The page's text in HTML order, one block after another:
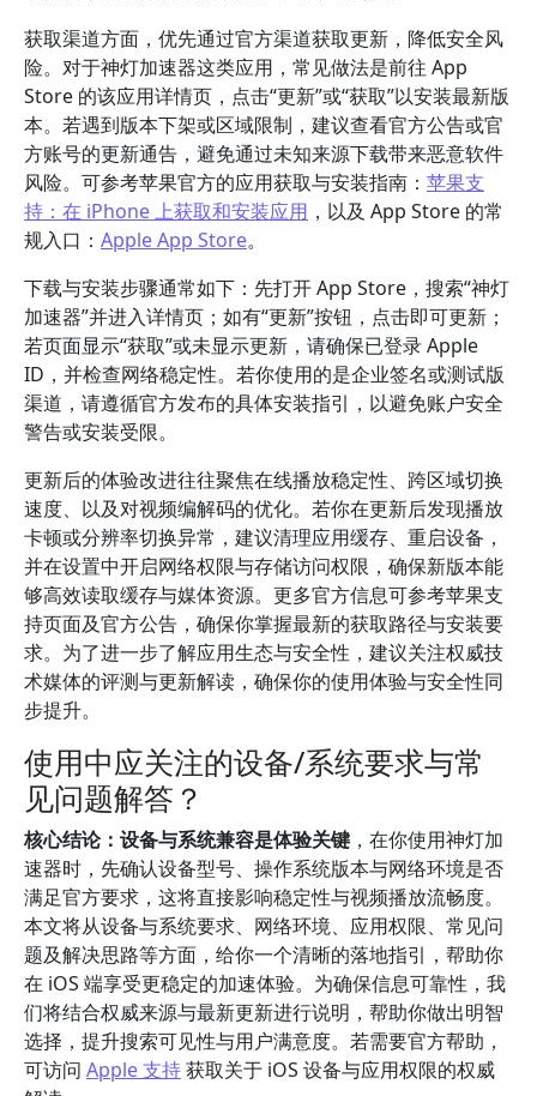
获取渠道方面，优先通过官方渠道获取更新，降低安全风
险。对于神灯加速器这类应用，常见做法是前往 App
Store 的该应用详情页，点击“更新”或“获取”以安装最新版
本。若遇到版本下架或区域限制，建议查看官方公告或官
方账号的更新通告，避免通过未知来源下载带来恶意软件
风险。可参考苹果官方的应用获取与安装指南： 苹果支
持：在 iPhone 上获取和安装应用 ，以及 App Store 的常
规入口： Apple App Store。
下载与安装步骤通常如下：先打开 App Store，搜索“神灯
加速器”并进入详情页；如有“更新”按钮，点击即可更新；
若页面显示“获取”或未显示更新，请确保已登录 Apple
ID，并检查网络稳定性。若你使用的是企业签名或测试版
渠道，请遵循官方发布的具体安装指引，以避免账户安全
警告或安装受限。
更新后的体验改进往往聚焦在线播放稳定性、跨区域切换
速度、以及对视频编解码的优化。若你在更新后发现播放
卡顿或分辨率切换异常，建议清理应用缓存、重启设备，
并在设置中开启网络权限与存储访问权限，确保新版本能
够高效读取缓存与媒体资源。更多官方信息可参考苹果支
持页面及官方公告，确保你掌握最新的获取路径与安装要
求。为了进一步了解应用生态与安全性，建议关注权威技
术媒体的评测与更新解读，确保你的使用体验与安全性同
步提升。
使用中应关注的设备/系统要求与常
见问题解答？
核心结论：设备与系统兼容是体验关键 ，在你使用神灯加
速器时，先确认设备型号、操作系统版本与网络环境是否
满足官方要求，这将直接影响稳定性与视频播放流畅度。
本文将从设备与系统要求、网络环境、应用权限、常见问
题及解决思路等方面，给你一个清晰的落地指引，帮助你
在 iOS 端享受更稳定的加速体验。为确保信息可靠性，我
们将结合权威来源与最新更新进行说明，帮助你做出明智
选择，提升搜索可见性与用户满意度。若需要官方帮助，
可访问 Apple 支持获取关于 iOS 设备与应用权限的权威